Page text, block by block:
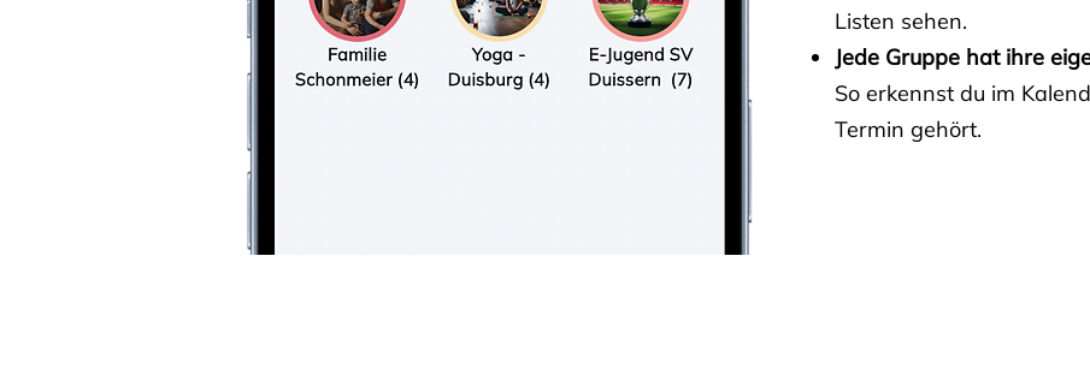
Listen sehen.
Jede Gruppe hat ihre
So erkennst du im
Termin gehört.